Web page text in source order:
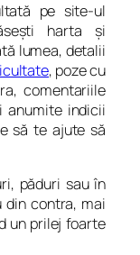
pe site-ul
harta și
lumea, detalii
, poze cu
comentariile
anumite indicii
să te ajute să
păduri sau în
din contra, mai
un prilej foarte